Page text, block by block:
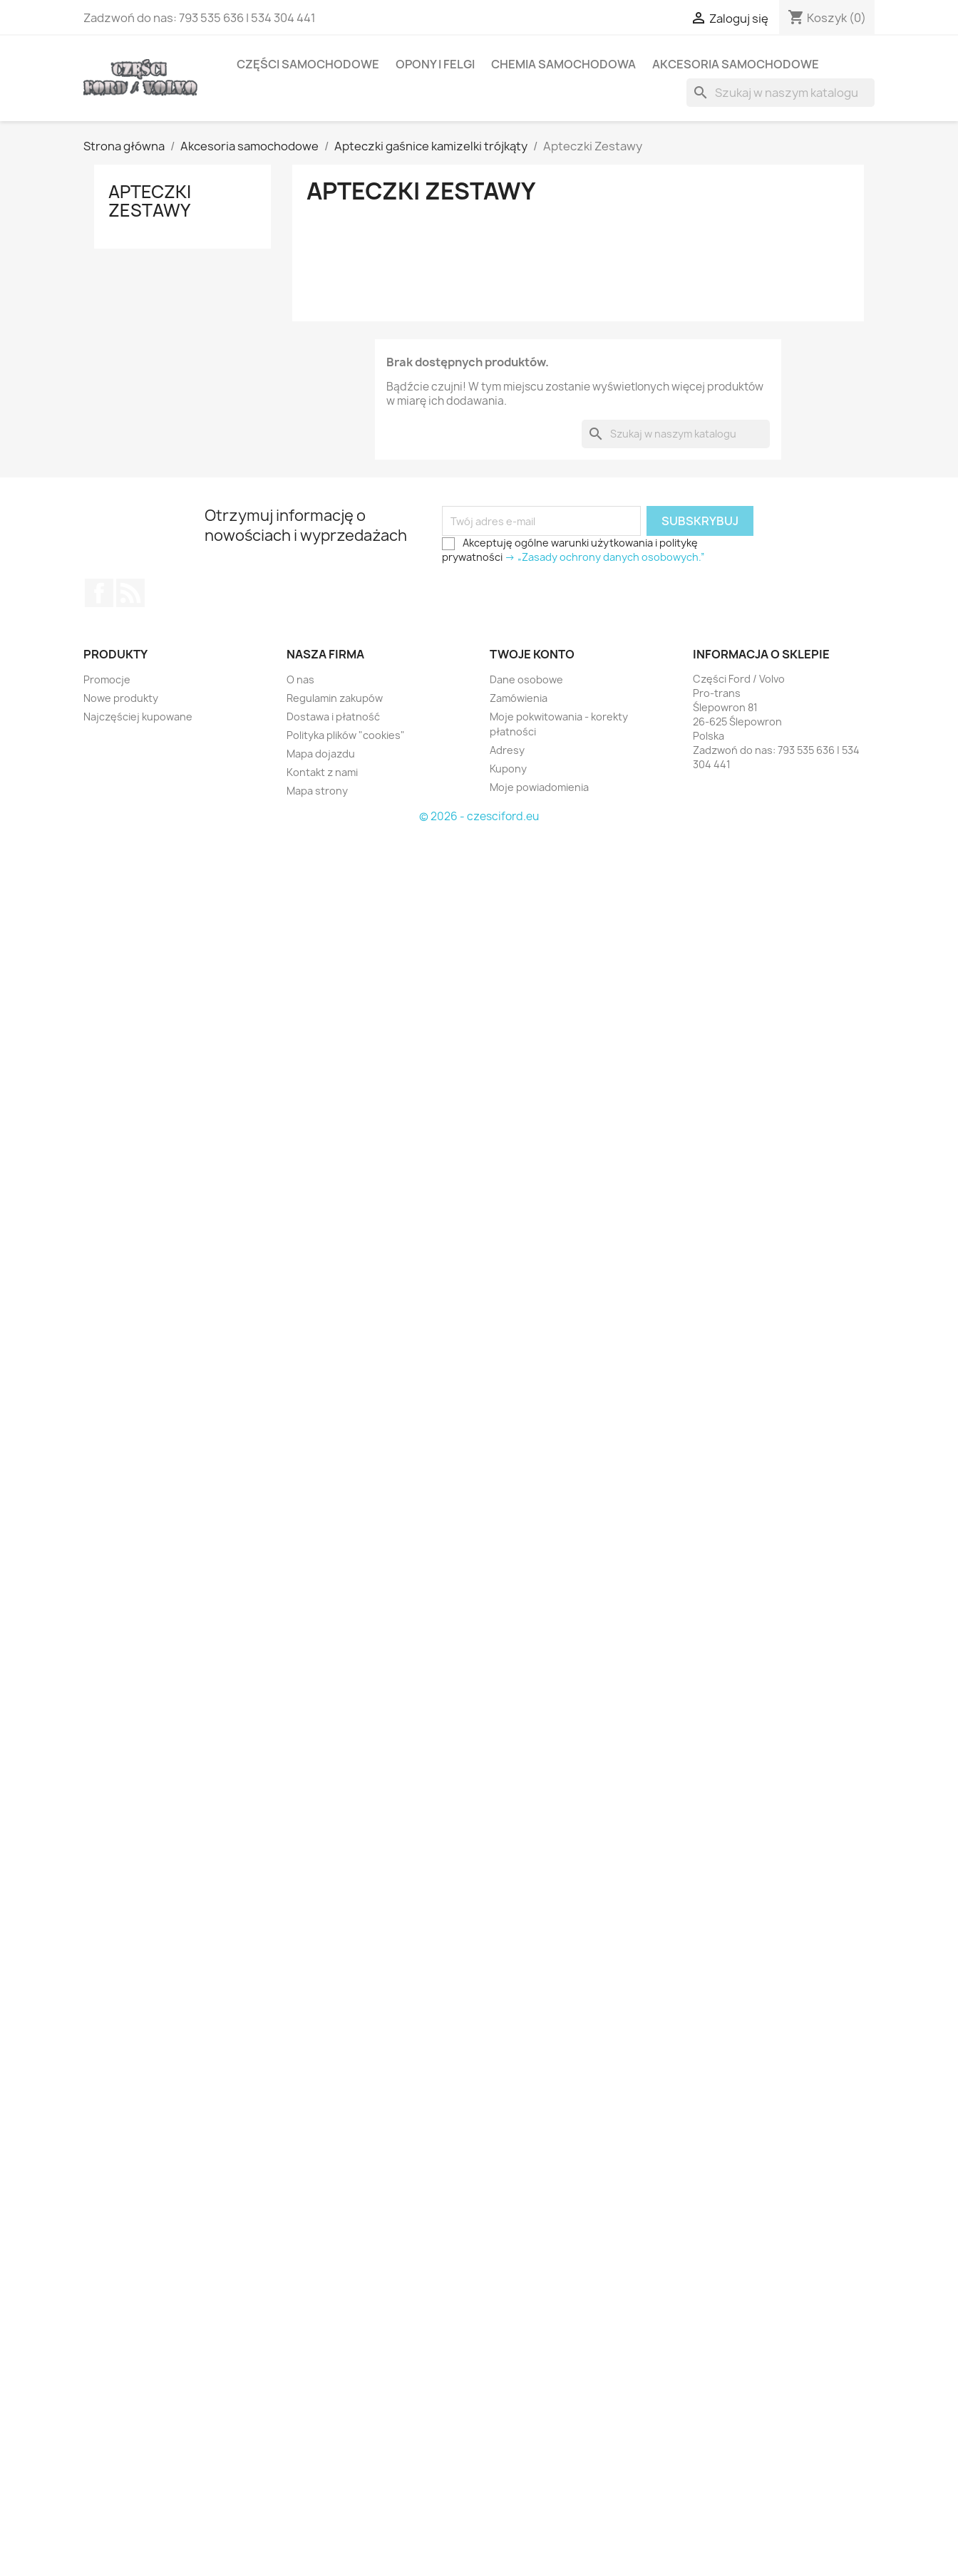
Zadzwoń do nas:793 535 636 | 534 304 441  Zaloguj się shopping_cart Koszyk (0)
CZĘŚCI SAMOCHODOWE OPONY I FELGI CHEMIA SAMOCHODOWA AKCESORIA SAMOCHODOWE
search
Strona główna Akcesoria samochodowe Apteczki gaśnice kamizelki trójkąty Apteczki Zestawy
APTECZKI
ZESTAWY
APTECZKI ZESTAWY
Brak dostępnych produktów.
Bądźcie czujni! W tym miejscu zostanie wyświetlonych więcej produktów
w miarę ich dodawania.
search
Otrzymuj informację o
nowościach i wyprzedażach
Akceptuję ogólne warunki użytkowania i politykę
prywatności -> „Zasady ochrony danych osobowych.”
PRODUKTY
Promocje
Nowe produkty
Najczęściej kupowane
NASZA FIRMA
O nas
Regulamin zakupów
Dostawa i płatność
Polityka plików "cookies"
Mapa dojazdu
Kontakt z nami
Mapa strony
TWOJE KONTO
Dane osobowe
Zamówienia
Moje pokwitowania - korekty
płatności
Adresy
Kupony
Moje powiadomienia
INFORMACJA O SKLEPIE
Części Ford / Volvo
Pro-trans
Ślepowron 81
26-625 Ślepowron
Polska
Zadzwoń do nas: 793 535 636 | 534
304 441
© 2026 - czesciford.eu